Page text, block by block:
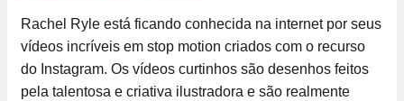
Rachel Ryle está ficando conhecida na internet por seus
vídeos incríveis em stop motion criados com o recurso
do Instagram. Os vídeos curtinhos são desenhos feitos
pela talentosa e criativa ilustradora e são realmente